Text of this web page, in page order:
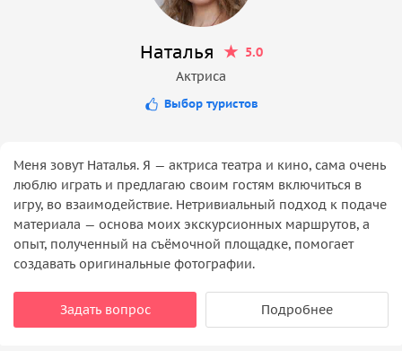
Наталья
5.0
Актриса
Выбор туристов
Меня зовут Наталья. Я — актриса театра и кино, сама очень
люблю играть и предлагаю своим гостям включиться в
игру, во взаимодействие. Нетривиальный подход к подаче
материала — основа моих экскурсионных маршрутов, а
опыт, полученный на съёмочной площадке, помогает
создавать оригинальные фотографии.
Задать вопрос Подробнее